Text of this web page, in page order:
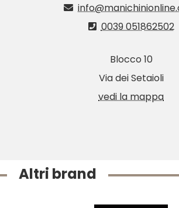
0039 051862502
Blocco 10
Via dei Setaioli
vedi la mappa
Altri brand